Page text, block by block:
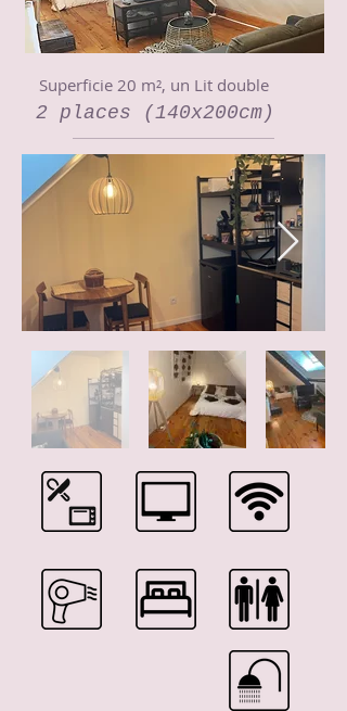
Superficie 20 m², un Lit double
2 places (140x200cm)